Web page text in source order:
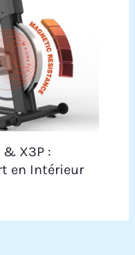
vous pouvez
l'immunité,
le cœur, les
et les
parfait pour
de votre
Choisissez
qui ne
pas.
& X3P :
en Intérieur